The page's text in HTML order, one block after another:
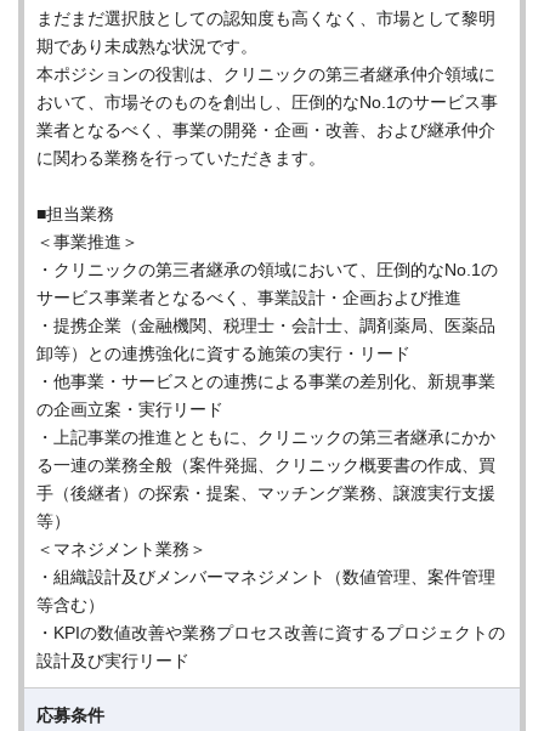
まだまだ選択肢としての認知度も高くなく、市場として黎明
期であり未成熟な状況です。
本ポジションの役割は、クリニックの第三者継承仲介領域に
おいて、市場そのものを創出し、圧倒的なNo.1のサービス事
業者となるべく、事業の開発・企画・改善、および継承仲介
に関わる業務を行っていただきます。
■担当業務
＜事業推進＞
・クリニックの第三者継承の領域において、圧倒的なNo.1の
サービス事業者となるべく、事業設計・企画および推進
・提携企業（金融機関、税理士・会計士、調剤薬局、医薬品
卸等）との連携強化に資する施策の実行・リード
・他事業・サービスとの連携による事業の差別化、新規事業
の企画立案・実行リード
・上記事業の推進とともに、クリニックの第三者継承にかか
る一連の業務全般（案件発掘、クリニック概要書の作成、買
手（後継者）の探索・提案、マッチング業務、譲渡実行支援
等）
＜マネジメント業務＞
・組織設計及びメンバーマネジメント（数値管理、案件管理
等含む）
・KPIの数値改善や業務プロセス改善に資するプロジェクトの
設計及び実行リード
応募条件